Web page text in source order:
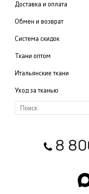
Доставка и оплата
Обмен и возврат
Система скидок
Ткани оптом
Итальянские ткани
Уход за тканью
8